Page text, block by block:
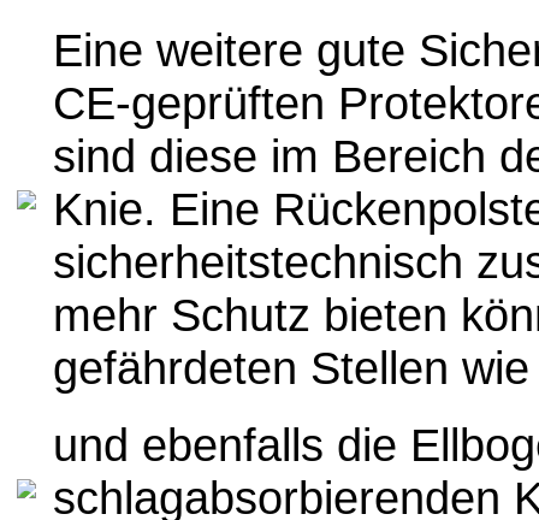
Eine weitere gute
CE-geprüften
sind diese im Bereich
Knie. Eine
sicherheitstechnisch
mehr Schutz bieten
gefährdeten Stellen
und ebenfalls die
schlagabsorbierenden